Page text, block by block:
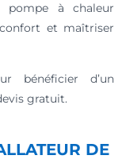
pompe à chaleur
et maîtriser
bénéficier d’un
gratuit.
DE